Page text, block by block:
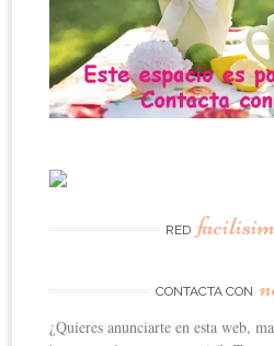
RED
CONTACTA CON
¿Quieres anunciarte en esta web,